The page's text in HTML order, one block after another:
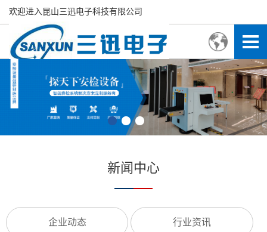
欢迎进入昆山三迅电子科技有限公司
新闻中心
企业动态 行业资讯